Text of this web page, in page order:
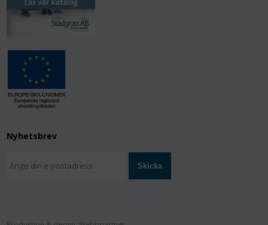
Nyhetsbrev